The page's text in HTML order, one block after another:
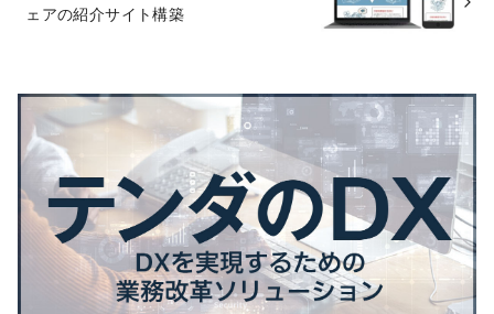
ェアの紹介サイト構築